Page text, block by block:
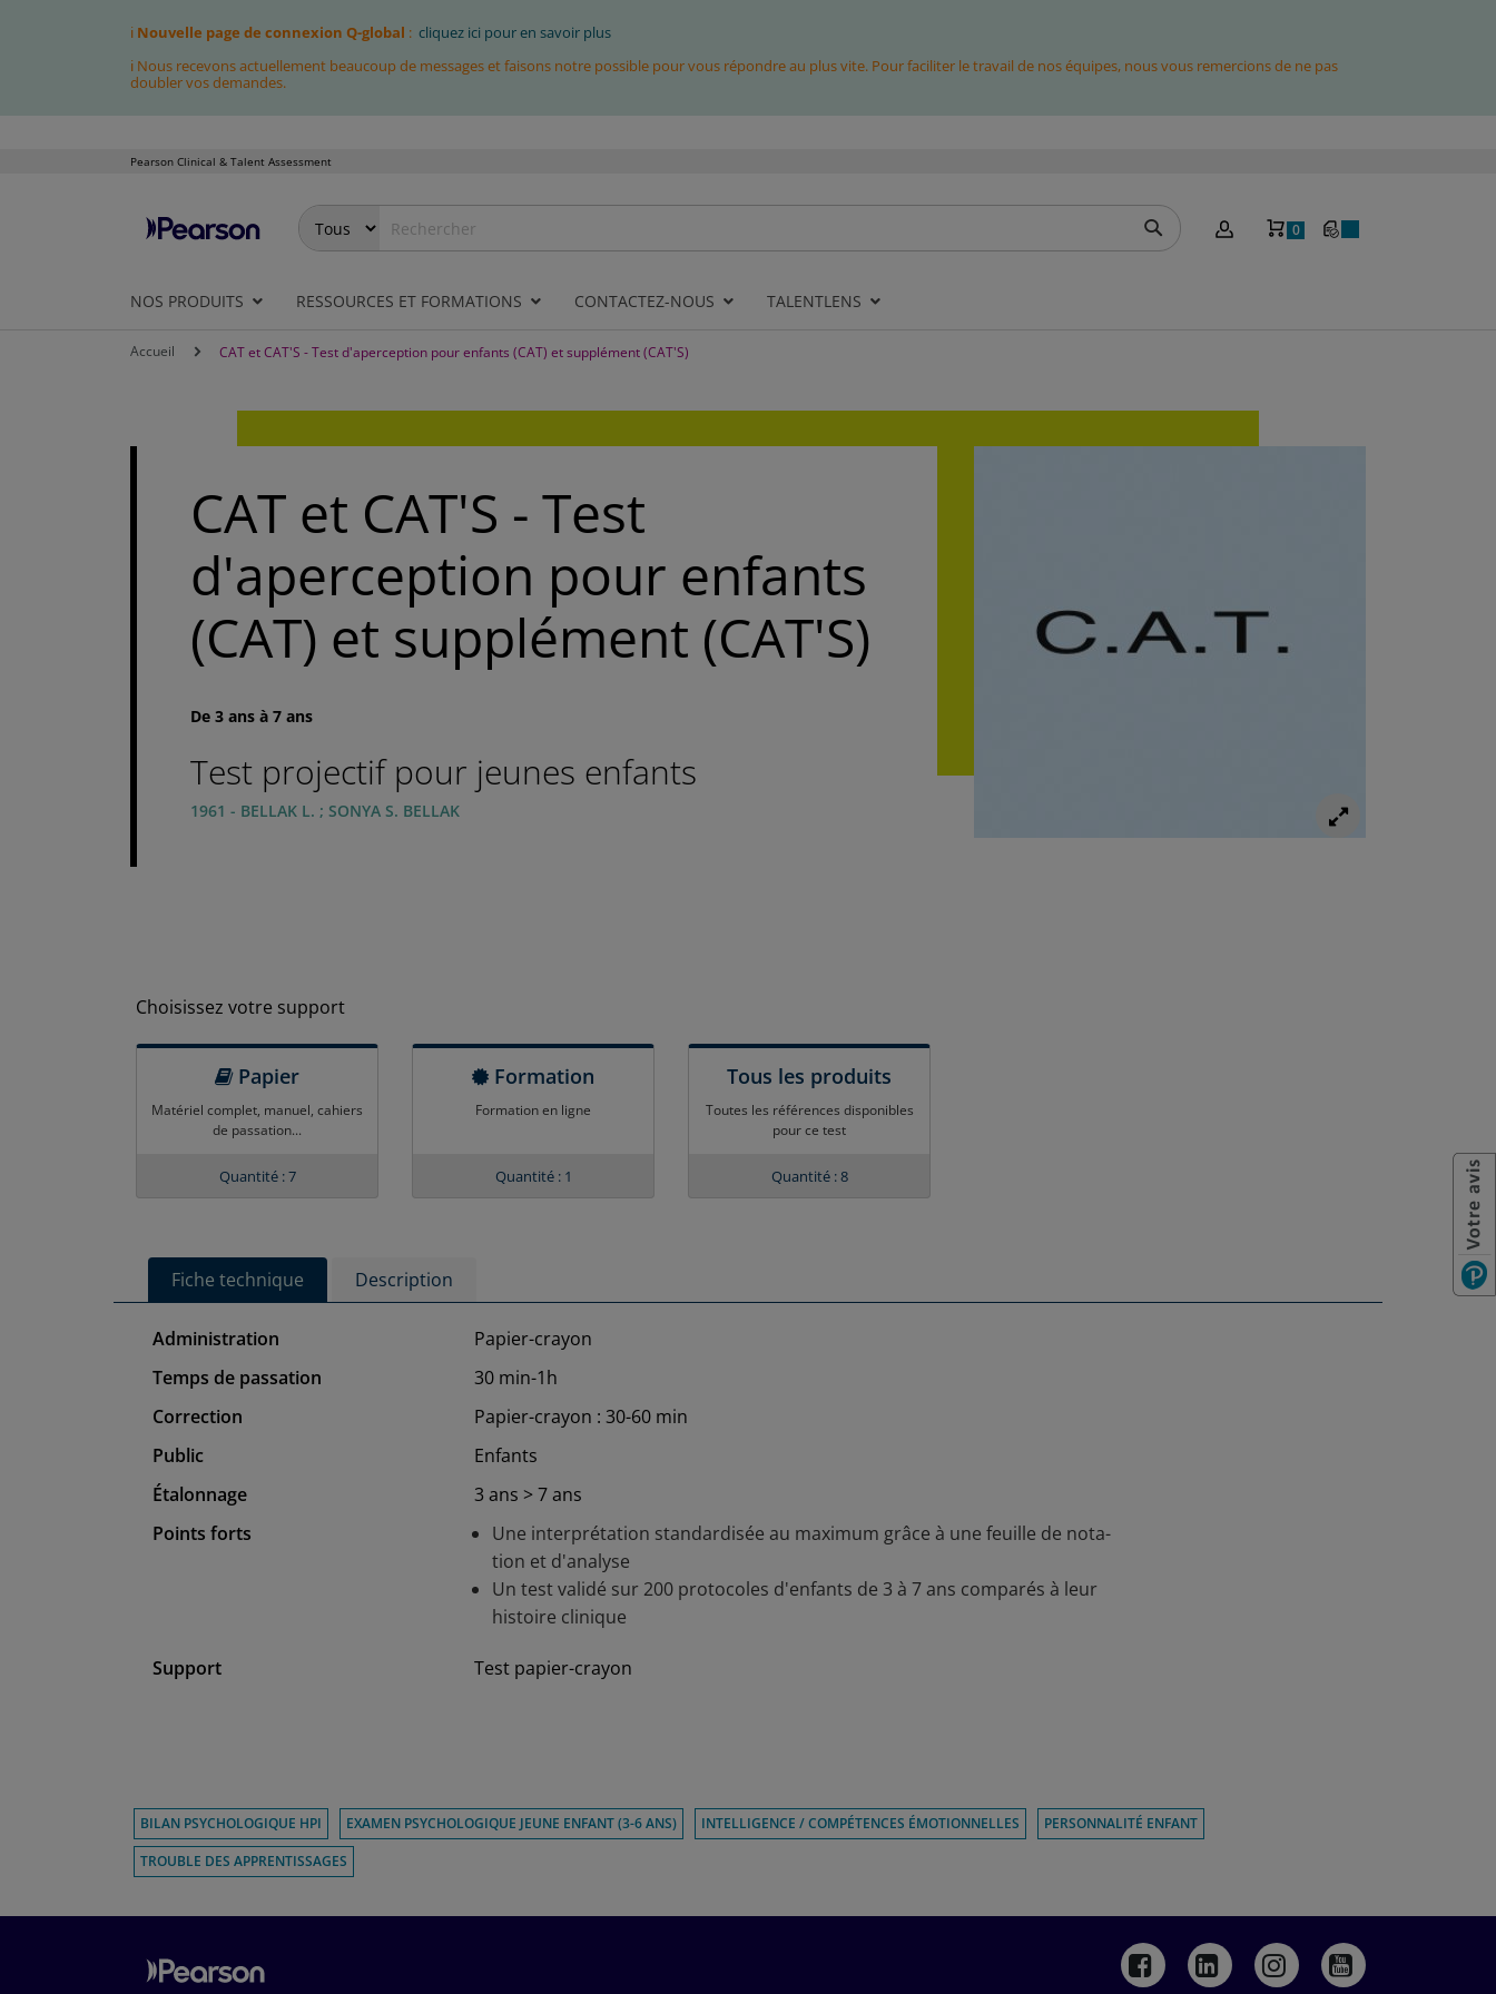
ℹ Nouvelle page de connexion Q-global : cliquez ici pour en savoir plus
ℹ Nous recevons actuellement beaucoup de messages et faisons notre possible pour vous répondre au plus vite. Pour faciliter le travail de nos équipes, nous vous remercions de ne pas
doubler vos demandes.
Pearson Clinical & Talent Assessment
Allez
Mon panier
0
NOS PRODUITS RESSOURCES ET FORMATIONS CONTACTEZ-NOUS TALENTLENS
Accueil CAT et CAT'S - Test d'aperception pour enfants (CAT) et supplément (CAT'S)
CAT et CAT'S - Test
d'aperception pour enfants
(CAT) et supplément (CAT'S)
De 3 ans à 7 ans
Test projectif pour jeunes enfants
1961 - BELLAK L. ; SONYA S. BELLAK
Choisissez votre support
Papier
Matériel complet, manuel, cahiers
de passation...
Quantité : 7
Formation
Formation en ligne
Quantité : 1
Tous les produits
Toutes les références disponibles
pour ce test
Quantité : 8
Fiche technique Description
Administration
Papier-crayon
Temps de passation
30 min-1h
Correction
Papier-crayon : 30-60 min
Public
Enfants
Étalonnage
3 ans > 7 ans
Points forts
Une interprétation standardisée au ma­xi­mum grâce à une feuille de nota­
tion et d'analyse
Un test validé sur 200 protocoles d'enfants de 3 à 7 ans comparés à leur
histoire clinique
Support Test papier-crayon
BILAN PSYCHOLOGIQUE HPI EXAMEN PSYCHOLOGIQUE JEUNE ENFANT (3-6 ANS) INTELLIGENCE / COMPÉTENCES ÉMOTIONNELLES
PERSONNALITÉ ENFANT
TROUBLE DES APPRENTISSAGES